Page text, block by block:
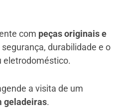
com peças originais e
durabilidade e o
eletrodoméstico.
a visita de um
geladeiras.